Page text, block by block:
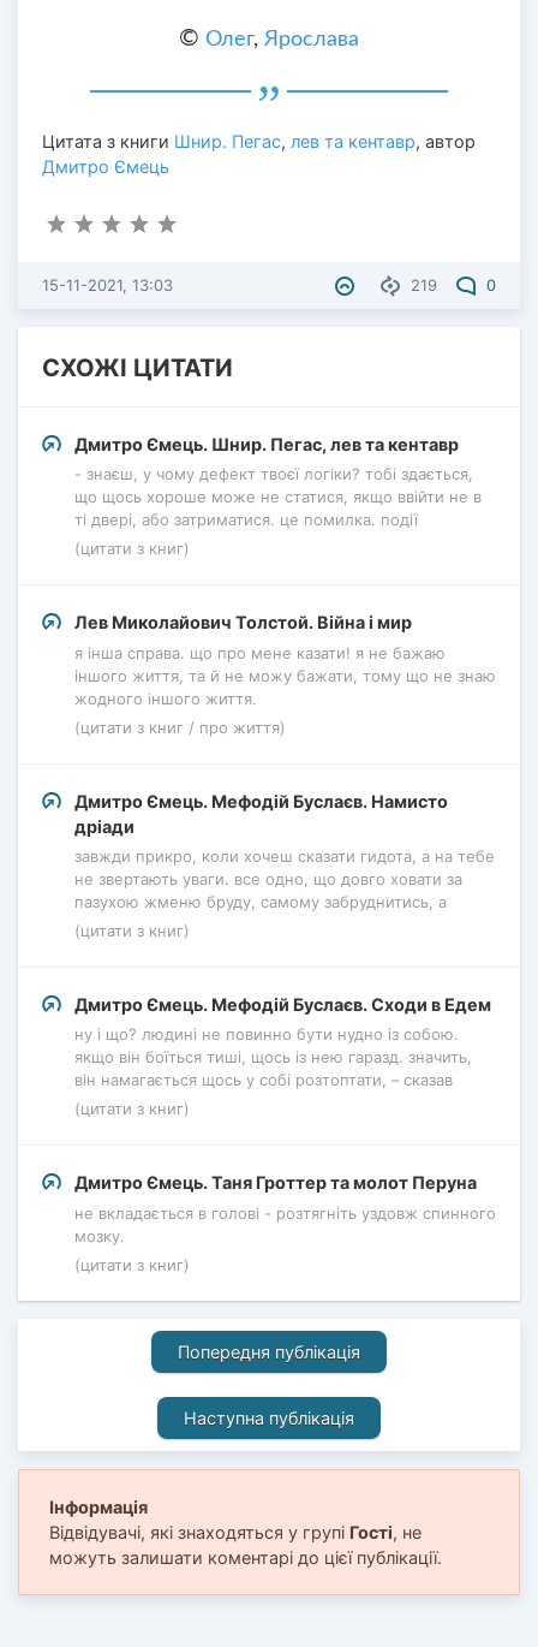
© Олег, Ярослава
Цитата з книги Шнир. Пегас, лев та кентавр, автор
Дмитро Ємець
219 0
15-11-2021, 13:03
СХОЖІ ЦИТАТИ
Дмитро Ємець. Шнир. Пегас, лев та кентавр
- знаєш, у чому дефект твоєї логіки? тобі здається,
що щось хороше може не статися, якщо ввійти не в
ті двері, або затриматися. це помилка. події
(цитати з книг)
Лев Миколайович Толстой. Війна і мир
я інша справа. що про мене казати! я не бажаю
іншого життя, та й не можу бажати, тому що не знаю
жодного іншого життя.
(цитати з книг / про життя)
Дмитро Ємець. Мефодій Буслаєв. Намисто
дріади
завжди прикро, коли хочеш сказати гидота, а на тебе
не звертають уваги. все одно, що довго ховати за
пазухою жменю бруду, самому забруднитись, а
(цитати з книг)
Дмитро Ємець. Мефодій Буслаєв. Сходи в Едем
ну і що? людині не повинно бути нудно із собою.
якщо він боїться тиші, щось із нею гаразд. значить,
він намагається щось у собі розтоптати, – сказав
(цитати з книг)
Дмитро Ємець. Таня Гроттер та молот Перуна
не вкладається в голові - розтягніть уздовж спинного
мозку.
(цитати з книг)
Попередня публікація
Наступна публікація
Інформація
Відвідувачі, які знаходяться у групі Гості, не
можуть залишати коментарі до цієї публікації.